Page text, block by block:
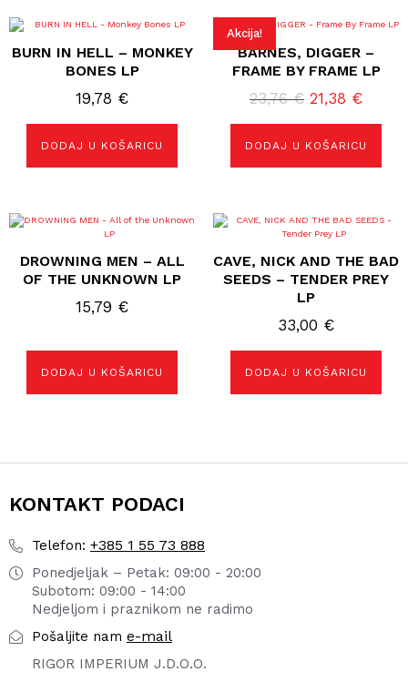
BURN IN HELL – MONKEY
BONES LP
19,78 €
DODAJ U KOŠARICU
Akcija!
BARNES, DIGGER –
FRAME BY FRAME LP
23,76€ Izvorna
cijena
bila
je:
21,38 €
cijena
je:
21,38
DODAJ U KOŠARICU
DROWNING MEN – ALL
OF THE UNKNOWN LP
15,79 €
DODAJ U KOŠARICU
CAVE, NICK AND THE BAD
SEEDS – TENDER PREY
LP
33,00 €
DODAJ U KOŠARICU
KONTAKT PODACI
Telefon: +385 1 55 73 888
Ponedjeljak – Petak: 09:00 - 20:00
Subotom: 09:00 - 14:00
Nedjeljom i praznikom ne radimo
Pošaljite nam e-mail
RIGOR IMPERIUM J.D.O.O.